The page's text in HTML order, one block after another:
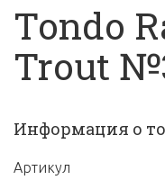
Tondo
Trout
Информация о
Артикул